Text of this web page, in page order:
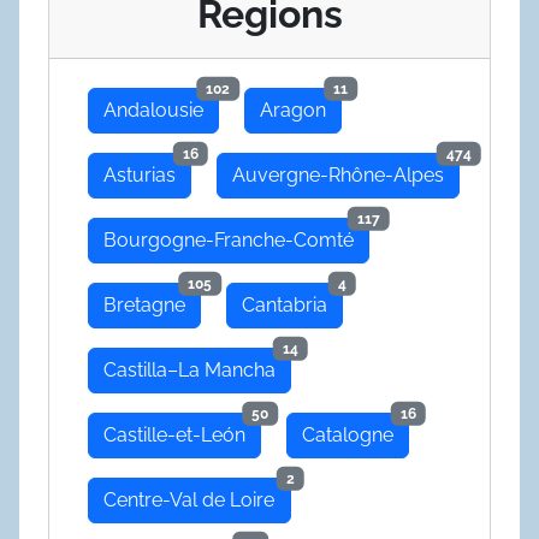
Regions
Andalousie
102
Aragon
11
Asturias
16
Auvergne-Rhône-Alpes
474
Bourgogne-Franche-Comté
117
Bretagne
105
Cantabria
4
Castilla–La Mancha
14
Castille-et-León
50
Catalogne
16
Centre-Val de Loire
2